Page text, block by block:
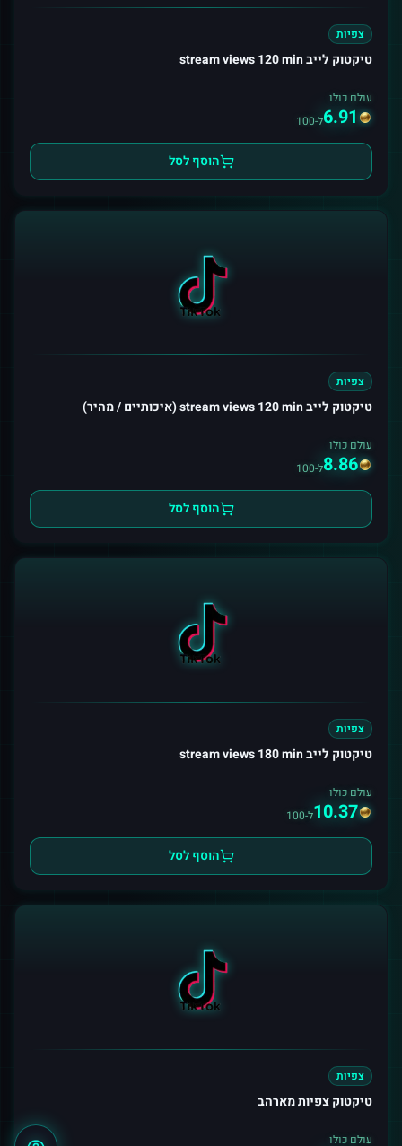
צפיות
טיקטוק לייב stream views 120 min
עולם כולו
6.91ל-100
הוסף לסל
צפיות
טיקטוק לייב stream views 120 min (איכותיים / מהיר)
עולם כולו
8.86ל-100
הוסף לסל
צפיות
טיקטוק לייב stream views 180 min
עולם כולו
10.37ל-100
הוסף לסל
צפיות
טיקטוק צפיות מארהב
עולם כולו